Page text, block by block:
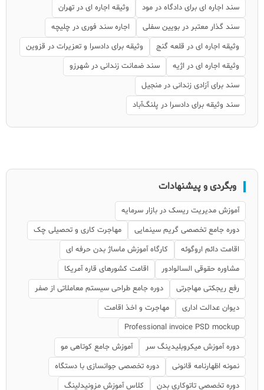
سند اجاره ای برای دادگاه در مود
وثیقه اجاره ای در تهران
سند گذار معتبر در بویین سفلی
اجاره سند فوری در چلیچه
وثیقه اجاره ای در قلعه گنج‌
وثیقه برای دادسرا و تعزیرات در قزوین
وثیقه اجاره ای در اژیه
سند ضمانت زندانی در شهرزو
سند برای آزادی زندانی در منجیل
سند وثیقه برای دادسرا در پلنگ‌آباد
وبگردی و پیشنهادات
آموزش مدیریت ریسک در بازار سرمایه
دوره جامع تخصصی گریم سینمایی
مهاجرت کاری و تحصیلی چک
اقامت دائم اروگوئه
کارگاه آموزش ماساژ بدن حرفه ای
مشاوره حقوقی السالوادور
اقامت کشورهای قاره آمریکا
رفع ریجکتی مهاجرتی
دوره جامع طراحی سیستم معاملاتی از صفر
دیوان عدالت اداری
مهاجرت و اخذ اقامت
Professional invoice PSD mockup
دوره آموزش میکروبلیدینگ سر
آموزش جامع کوتاهی مو
نمونه اظهارنامه قانونی
دوره تخصصی جوانسازی با دستگاه
دوره تخصصی تاتوکاری بدن
کلاس آموزش مزونیدلینگ